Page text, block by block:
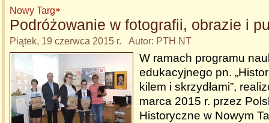
Nowy Targ
Podróżowanie w fotografii, obrazie i
Piątek, 19 czerwca 2015 r. Autor: PTH NT
W ramach programu
edukacyjnego pn.
kilem i skrzydłami”,
marca 2015 r. przez
Historyczne w Nowym